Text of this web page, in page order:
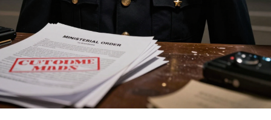
Cea mai recentă noutate din acest circuit al mizeriei vine
de la Poliția Orașului Băicoi, unde comanda pare să fi
confundat fișa postului cu aplicațiile de dating. Conform
unei plângeri penale din 06/24/2024, o mamă îngrozită
a sesizat pătrunderea unui intrus în curte, care „pândea”
la geamul dormitorului unde se afla fiica sa minoră.
Reacția „profesionistă” a IPJ Prahova S.R.L.?